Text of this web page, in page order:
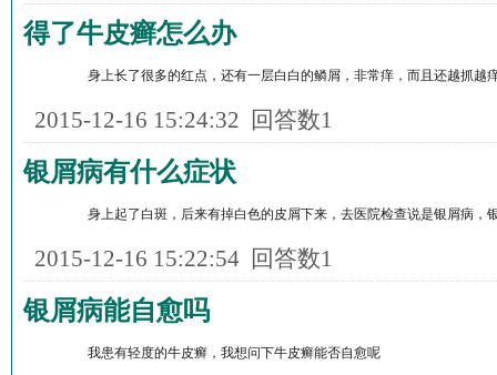
得了牛皮癣怎么办
身上长了很多的红点，还有一层白白的鳞屑，非常痒，而且还越抓越
2015-12-16 15:24:32 回答数1
银屑病有什么症状
身上起了白斑，后来有掉白色的皮屑下来，去医院检查说是银屑病，
2015-12-16 15:22:54 回答数1
银屑病能自愈吗
我患有轻度的牛皮癣，我想问下牛皮癣能否自愈呢